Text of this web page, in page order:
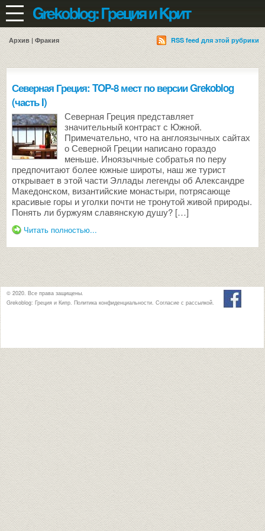
Архив | Фракия RSS feed для этой рубрики
Северная Греция: TOP-8 мест по версии Grekoblog
(часть I)
Северная Греция представляет
значительный контраст с Южной.
Примечательно, что на англоязычных сайтах
о Северной Греции написано гораздо
меньше. Иноязычные собратья по перу
предпочитают более южные широты, наш же турист
открывает в этой части Эллады легенды об Александре
Македонском, византийские монастыри, потрясающе
красивые горы и уголки почти не тронутой живой природы.
Понять ли буржуям славянскую душу? […]
Читать полностью...
© 2020. Все права защищены.
Grekoblog: Греция и Кипр. Политика конфиденциальности. Согласие с рассылкой.